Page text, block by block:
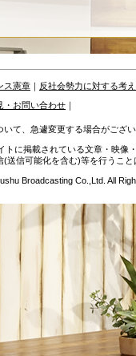
ス憲章 ｜ 反社会勢力に対する考
・お問い合わせ ｜
て、急遽変更する場合がござい
トに掲載されている文章・映
(送信可能化を含む)等を行うこ
Broadcasting Co.,Ltd. All